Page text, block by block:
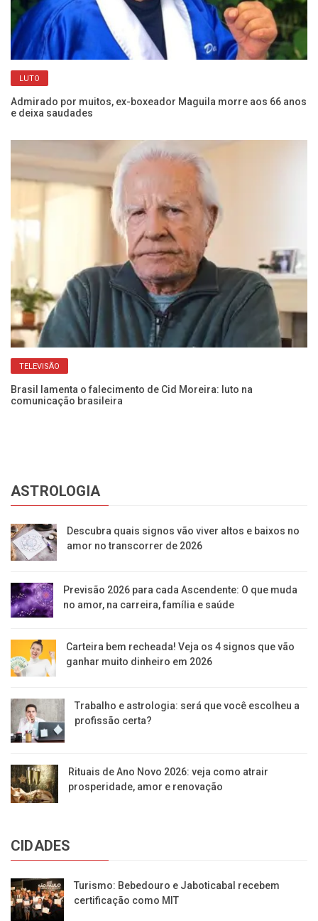
LUTO
Admirado por muitos, ex-boxeador Maguila morre aos 66 anos
e deixa saudades
TELEVISÃO
Brasil lamenta o falecimento de Cid Moreira: luto na
comunicação brasileira
ASTROLOGIA
Descubra quais signos vão viver altos e baixos no
amor no transcorrer de 2026
Previsão 2026 para cada Ascendente: O que muda
no amor, na carreira, família e saúde
Carteira bem recheada! Veja os 4 signos que vão
ganhar muito dinheiro em 2026
Trabalho e astrologia: será que você escolheu a
profissão certa?
Rituais de Ano Novo 2026: veja como atrair
prosperidade, amor e renovação
CIDADES
Turismo: Bebedouro e Jaboticabal recebem
certificação como MIT